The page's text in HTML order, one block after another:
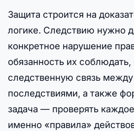
Защита строится на
логике. Следствию нужно
конкретное нарушение
обязанность их
следственную связь
последствиями, а также
задача — проверять
именно «правила»